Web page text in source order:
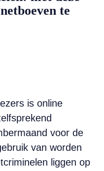
te
is online
voor de
van worden
liggen op